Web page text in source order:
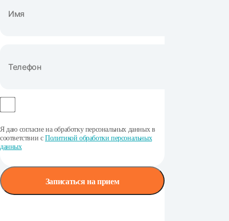
Я даю согласие на обработку персональных данных в
соответствии с Политикой обработки персональных
данных
Записаться на прием